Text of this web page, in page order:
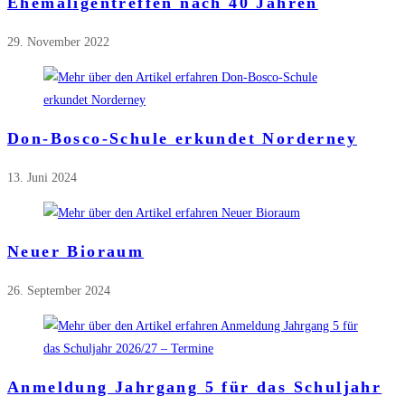
29. November 2022
Don-Bosco-Schule erkundet Norderney
13. Juni 2024
Neuer Bioraum
26. September 2024
Anmeldung Jahrgang 5 für das Schuljahr